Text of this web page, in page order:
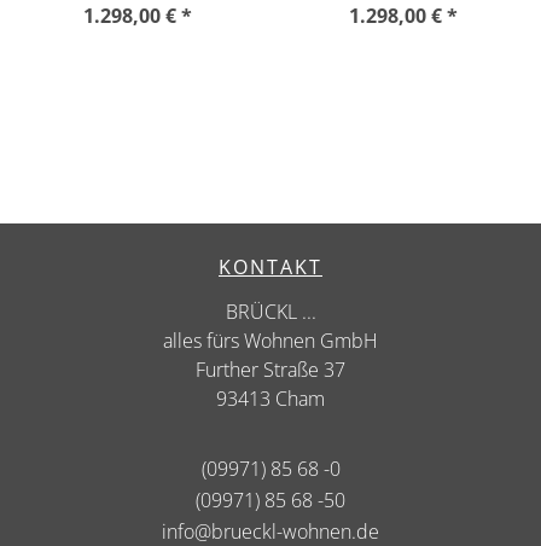
1.298,00 € * 1.298,00 € *
KONTAKT
BRÜCKL ...
alles fürs Wohnen GmbH
Further Straße 37
93413 Cham
(09971) 85 68 -0
(09971) 85 68 -50
info@brueckl-wohnen.de